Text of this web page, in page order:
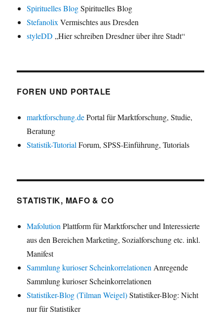
Spirituelles BlogSpirituelles Blog
Stefanolix Vermischtes aus Dresden
styleDD „Hier schreiben Dresdner über ihre Stadt“
FOREN UND PORTALE
marktforschung.dePortal für Marktforschung, Studie,
Beratung
Statistik-Tutorial Forum, SPSS-Einführung, Tutorials
STATISTIK, MAFO & CO
Mafolution Plattform für Marktforscher und Interessierte
aus den Bereichen Marketing, Sozialforschung etc. inkl.
Manifest
Sammlung kurioser Scheinkorrelationen Anregende
Sammlung kurioser Scheinkorrelationen
Statistiker-Blog (Tilman Weigel)Statistiker-Blog: Nicht
nur für Statistiker